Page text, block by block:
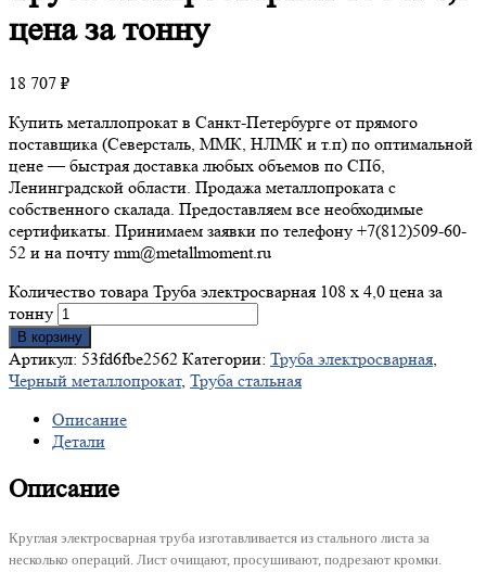
цена за тонну
18 707 ₽
Купить металлопрокат в Санкт-Петербурге от прямого
поставщика (Северсталь, ММК, НЛМК и т.п) по оптимальной
цене — быстрая доставка любых объемов по СПб,
Ленинградской области. Продажа металлопроката с
собственного скалада. Предоставляем все необходимые
сертификаты. Принимаем заявки по телефону +7(812)509-60-
52 и на почту mm@metallmoment.ru
Количество товара Труба электросварная 108 х 4,0 цена за
тонну
В корзину
Артикул: 53fd6fbe2562 Категории: Труба электросварная,
Черный металлопрокат, Труба стальная
Описание
Детали
Описание
Круглая электросварная труба изготавливается из стального листа за
несколько операций. Лист очищают, просушивают, подрезают кромки.